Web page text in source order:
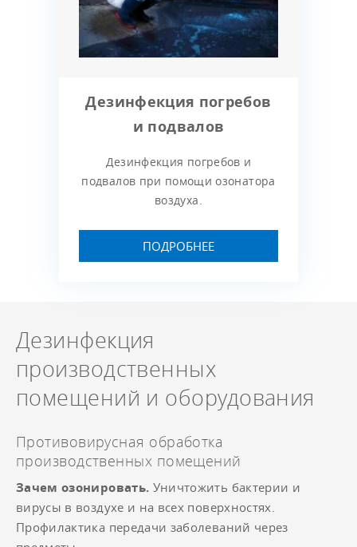
Дезинфекция погребов
и подвалов
Дезинфекция погребов и
подвалов при помощи озонатора
воздуха.
ПОДРОБНЕЕ
Дезинфекция
производственных
помещений и оборудования
Противовирусная обработка
производственных помещений
Зачем озонировать. Уничтожить бактерии и
вирусы в воздухе и на всех поверхностях.
Профилактика передачи заболеваний через